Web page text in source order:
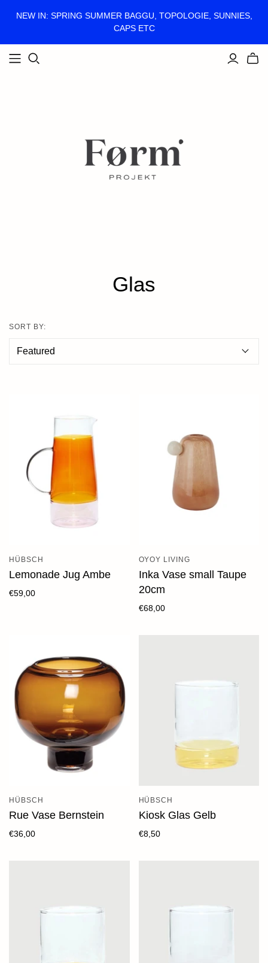
NEW IN: SPRING SUMMER BAGGU, TOPOLOGIE, SUNNIES,
CAPS ETC
Glas
HÜBSCH
Lemonade Jug Ambe
€59,00
OYOY LIVING
Inka Vase small Taupe
20cm
€68,00
HÜBSCH
Rue Vase Bernstein
€36,00
HÜBSCH
Kiosk Glas Gelb
€8,50
SORT BY: